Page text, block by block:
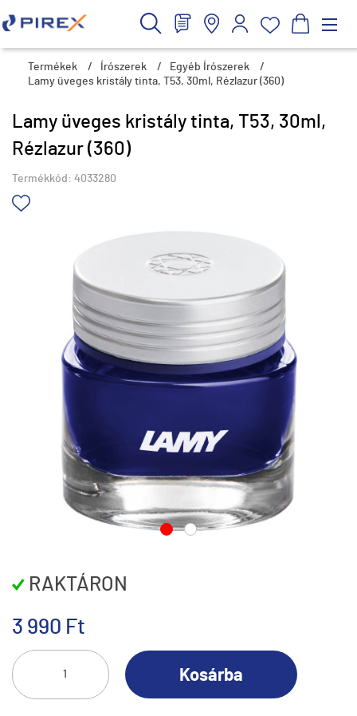
Termékek / Írószerek / Egyéb Írószerek
/
Lamy üveges kristály tinta, T53, 30ml, Rézlazur (360)
Lamy üveges kristály tinta, T53, 30ml,
Rézlazur (360)
Termékkód: 4033280
RAKTÁRON
3 990 Ft
Kosárba